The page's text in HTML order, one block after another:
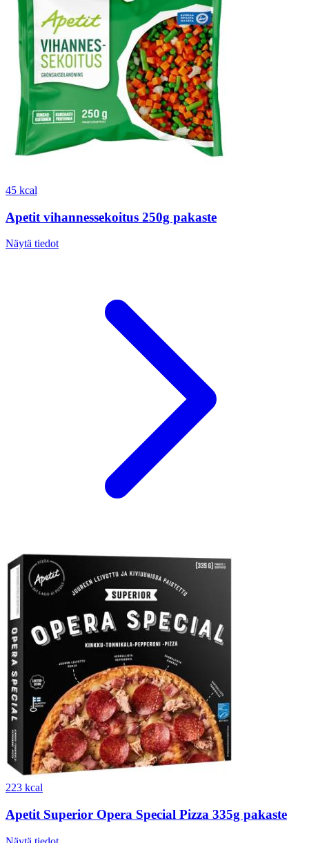
45 kcal
Apetit vihannessekoitus 250g pakaste
Näytä tiedot
223 kcal
Apetit Superior Opera Special Pizza 335g pakaste